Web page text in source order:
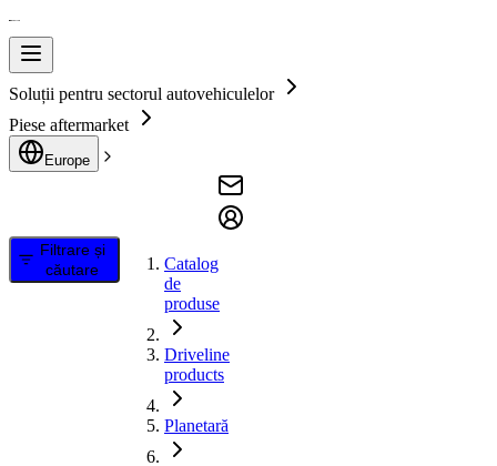
Soluții pentru sectorul autovehiculelor
Piese aftermarket
Europe
Filtrare și
căutare
Catalog
de
produse
Driveline
products
Planetară